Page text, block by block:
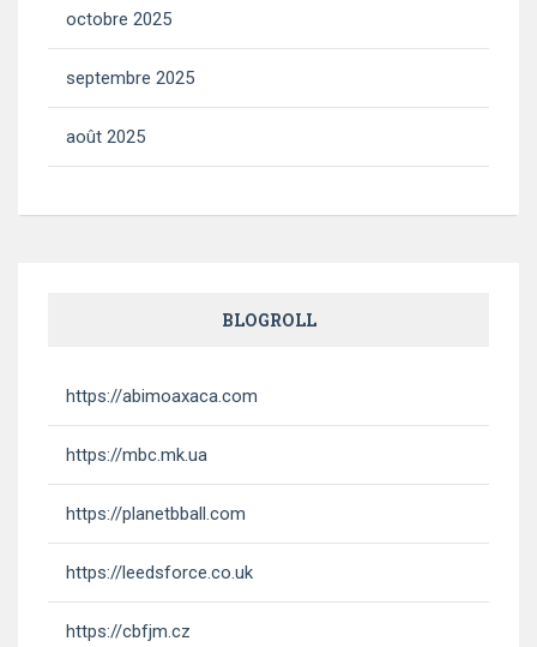
octobre 2025
septembre 2025
août 2025
BLOGROLL
https://abimoaxaca.com
https://mbc.mk.ua
https://planetbball.com
https://leedsforce.co.uk
https://cbfjm.cz